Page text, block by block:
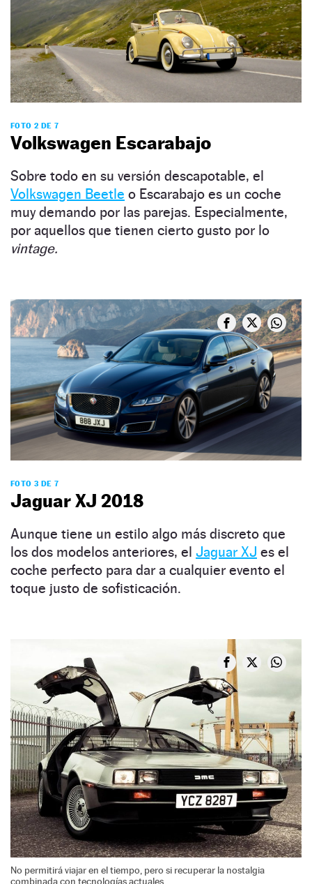
FOTO 2 DE 7
Volkswagen Escarabajo
Sobre todo en su versión descapotable, el
Volkswagen Beetle o Escarabajo es un coche
muy demando por las parejas. Especialmente,
por aquellos que tienen cierto gusto por lo
vintage.
FOTO 3 DE 7
Jaguar XJ 2018
Aunque tiene un estilo algo más discreto que
los dos modelos anteriores, el Jaguar XJ es el
coche perfecto para dar a cualquier evento el
toque justo de sofisticación.
No permitirá viajar en el tiempo, pero si recuperar la nostalgia
combinada con tecnologías actuales.